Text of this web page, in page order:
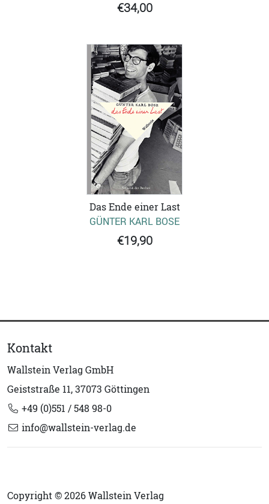
€34,00
Das Ende einer Last
GÜNTER KARL BOSE
€19,90
Kontakt
Wallstein Verlag GmbH
Geiststraße 11, 37073 Göttingen
+49 (0)551 / 548 98-0
info@wallstein-verlag.de
Copyright © 2026 Wallstein Verlag